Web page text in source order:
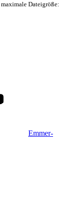
maximale Dateigröße:
Emmer-